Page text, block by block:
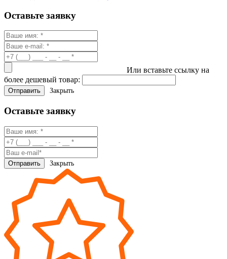
Оставьте заявку
Или вставьте ссылку на
более дешевый товар:
Закрыть
Оставьте заявку
Закрыть